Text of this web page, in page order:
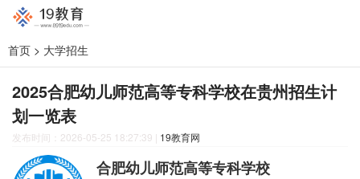
首页 > 大学招生
2025合肥幼儿师范高等专科学校在贵州招生计
划一览表
发布时间：2026-05-25 18:27:39 | 19教育网
合肥幼儿师范高等专科学校